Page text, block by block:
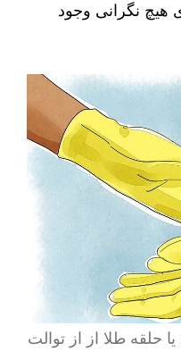
هیچ نگرانی وجود
حلقه طلا از از توالت